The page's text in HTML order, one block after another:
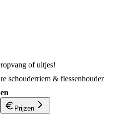
of uitjes!
schouderriem & flessenhouder
Prijzen